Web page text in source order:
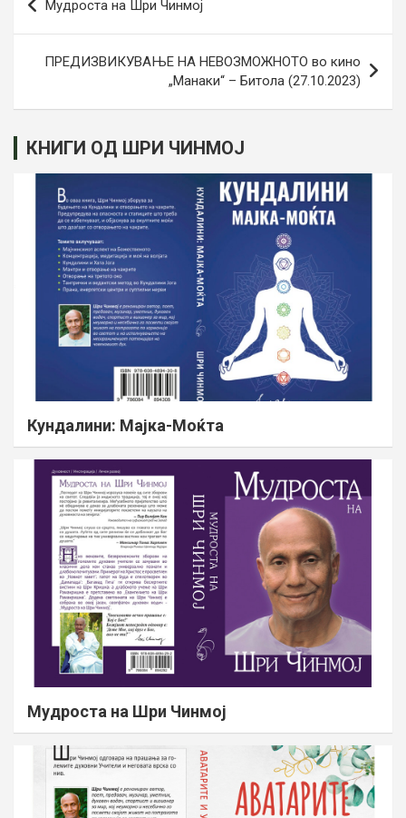
navigation
Мудроста на Шри Чинмој
ПРЕДИЗВИКУВАЊЕ НА НЕВОЗМОЖНОТО во кино
„Манаки“ – Битола (27.10.2023)
КНИГИ ОД ШРИ ЧИНМОЈ
Кундалини: Мајка-Моќта
Мудроста на Шри Чинмој